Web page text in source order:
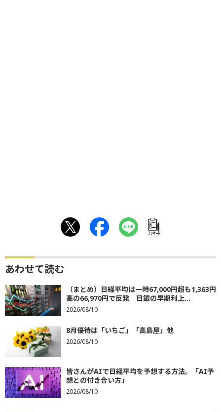
ｱﾝｹｰﾄ
あわせて読む
（まとめ）日経平均は一時67,000円超も1,363円
高の66,970円で反発 日銀の早期利上...
2026/08/10
8月優待は「いちご」「高島屋」他
2026/08/10
皆さんがAIで日経平均を予想する方法。「AI予
想との付き合い方」
2026/08/10